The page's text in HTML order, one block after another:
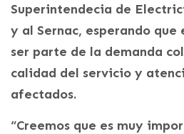
Superintendecia de
y al Sernac, esperando
ser parte de la demanda
calidad del servicio y
afectados.
“Creemos que es muy